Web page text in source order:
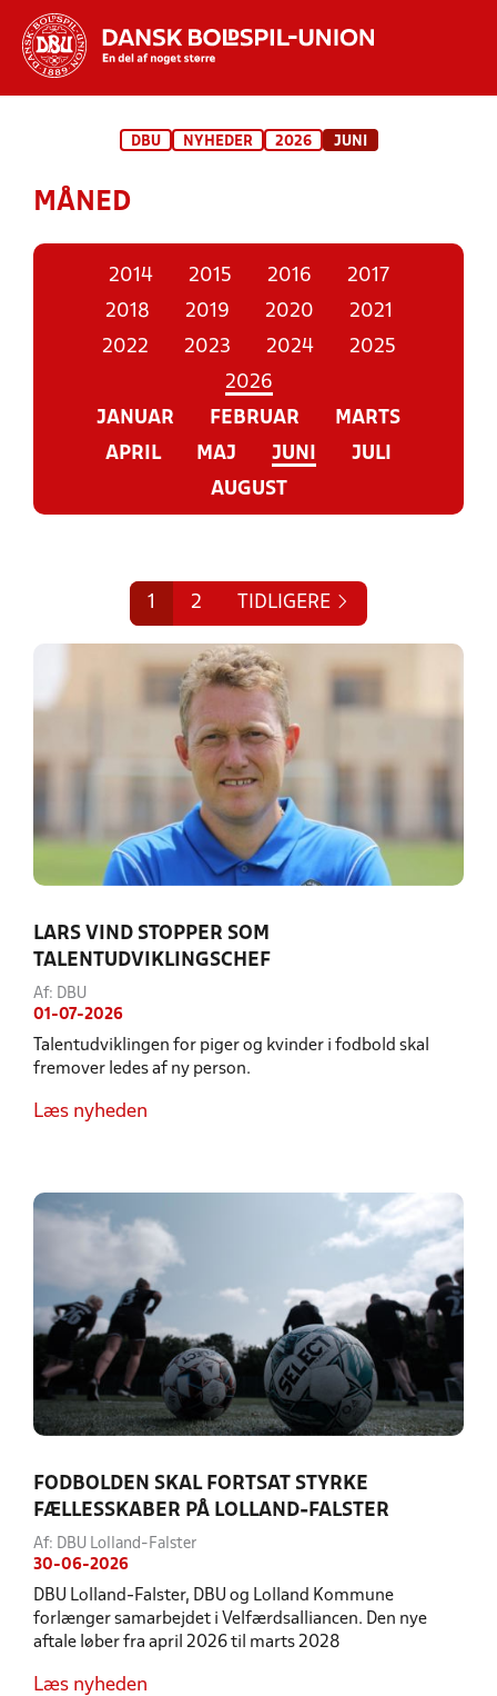
STILLINGER, RESULTATER, KLUBBER OG
DBU NYHEDER 2026 JUNI
MÅNED
2014 2015 2016
2017
2018
2019 2020
2021
2022
2023 2024
2025
2026
JANUAR
FEBRUAR
MARTS
APRIL
MAJ JUNI
JULI
AUGUST
1 2 TIDLIGERE
LARS VIND STOPPER SOM
TALENTUDVIKLINGSCHEF
Af: DBU
01-07-2026
Talentudviklingen for piger og kvinder i fodbold skal
fremover ledes af ny person.
Læs nyheden
FODBOLDEN SKAL FORTSAT STYRKE
FÆLLESSKABER PÅ LOLLAND-FALSTER
Af: DBU Lolland-Falster
30-06-2026
DBU Lolland-Falster, DBU og Lolland Kommune
forlænger samarbejdet i Velfærdsalliancen. Den nye
aftale løber fra april 2026 til marts 2028
Læs nyheden